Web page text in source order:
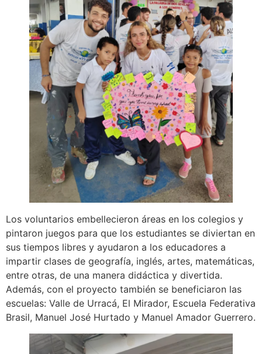
Los voluntarios embellecieron áreas en los colegios y
pintaron juegos para que los estudiantes se diviertan en
sus tiempos libres y ayudaron a los educadores a
impartir clases de geografía, inglés, artes, matemáticas,
entre otras, de una manera didáctica y divertida.
Además, con el proyecto también se beneficiaron las
escuelas: Valle de Urracá, El Mirador, Escuela Federativa
Brasil, Manuel José Hurtado y Manuel Amador Guerrero.